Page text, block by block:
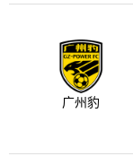
广州豹